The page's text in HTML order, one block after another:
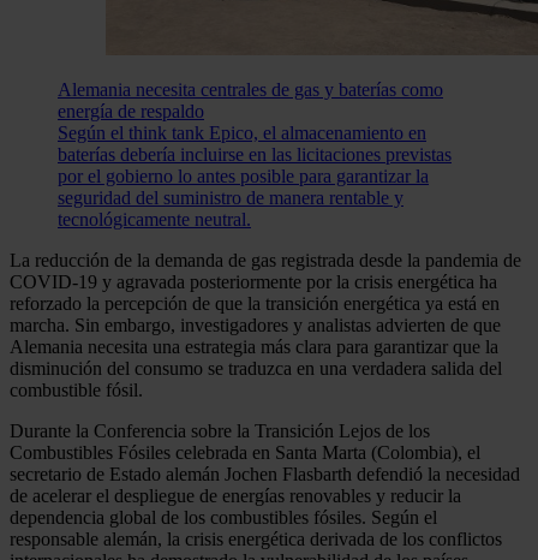
Alemania necesita centrales de gas y baterías como
energía de respaldo
Según el think tank Epico, el almacenamiento en
baterías debería incluirse en las licitaciones previstas
por el gobierno lo antes posible para garantizar la
seguridad del suministro de manera rentable y
tecnológicamente neutral.
La reducción de la demanda de gas registrada desde la pandemia de
COVID-19 y agravada posteriormente por la crisis energética ha
reforzado la percepción de que la transición energética ya está en
marcha. Sin embargo, investigadores y analistas advierten de que
Alemania necesita una estrategia más clara para garantizar que la
disminución del consumo se traduzca en una verdadera salida del
combustible fósil.
Durante la Conferencia sobre la Transición Lejos de los
Combustibles Fósiles celebrada en Santa Marta (Colombia), el
secretario de Estado alemán Jochen Flasbarth defendió la necesidad
de acelerar el despliegue de energías renovables y reducir la
dependencia global de los combustibles fósiles. Según el
responsable alemán, la crisis energética derivada de los conflictos